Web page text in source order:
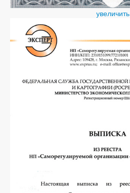
увеличить